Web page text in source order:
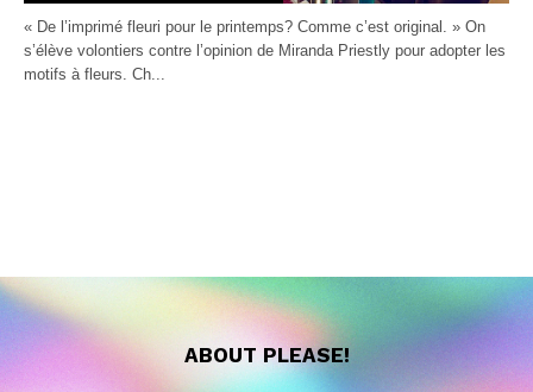
« De l’imprimé fleuri pour le printemps? Comme c’est original. » On
s’élève volontiers contre l’opinion de Miranda Priestly pour adopter les
motifs à fleurs. Ch...
ABOUT PLEASE!